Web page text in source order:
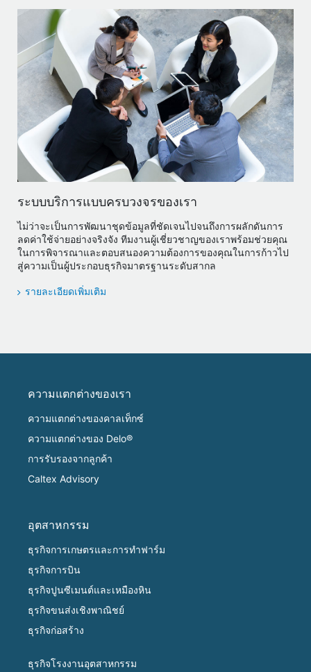
ระบบบริการแบบครบวงจรของเรา
ไม่ว่าจะเป็นการพัฒนาชุดข้อมูลที่ชัดเจนไปจนถึงการผลักดันการ
ลดค่าใช้จ่ายอย่างจริงจัง ทีมงานผู้เชี่ยวชาญของเราพร้อมช่วยคุณ
ในการพิจารณาและตอบสนองความต้องการของคุณในการก้าวไป
สู่ความเป็นผู้ประกอบธุรกิจมาตรฐานระดับสากล
รายละเอียดเพิ่มเติม
ความแตกต่างของเรา
ความแตกต่างของคาลเท็กซ์
ความแตกต่างของ Delo®
การรับรองจากลูกค้า
Caltex Advisory
อุตสาหกรรม
ธุรกิจการเกษตรและการทำฟาร์ม
ธุรกิจการบิน
ธุรกิจปูนซีเมนต์และเหมืองหิน
ธุรกิจขนส่งเชิงพาณิชย์
ธุรกิจก่อสร้าง
ธุรกิจโรงงานอุตสาหกรรม